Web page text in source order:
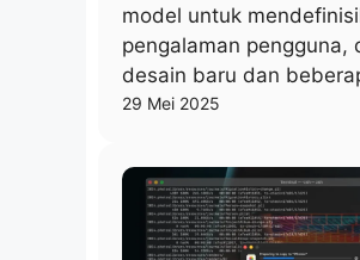
model untuk
pengalaman pengguna,
desain baru dan
29 Mei 2025